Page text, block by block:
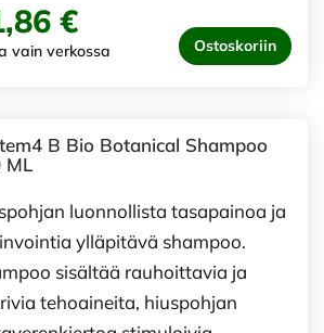
€
vain verkossa Ostoskoriin
B Bio Botanical Shampoo
ML
luonnollista tasapainoa ja
ylläpitävä shampoo.
sisältää rauhoittavia ja
tehoaineita, hiuspohjan